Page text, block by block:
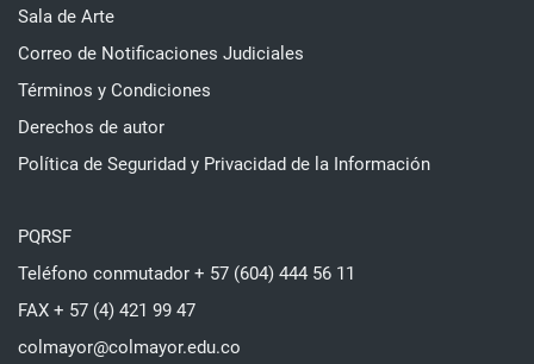
Sala de Arte
Correo de Notificaciones Judiciales
Términos y Condiciones
Derechos de autor
Política de Seguridad y Privacidad de la Información
PQRSF
Teléfono conmutador + 57 (604) 444 56 11
FAX + 57 (4) 421 99 47
colmayor@colmayor.edu.co